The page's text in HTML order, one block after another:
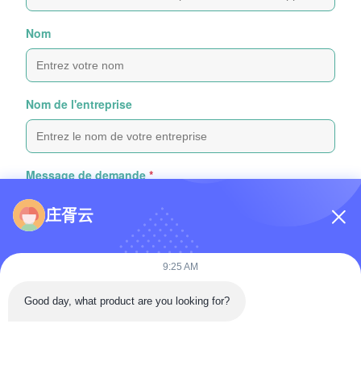
Nom
Nom de l'entreprise
Message de demande *
Joindre des fichiers
庄胥云
9:25 AM
Good day, what product are you looking for?